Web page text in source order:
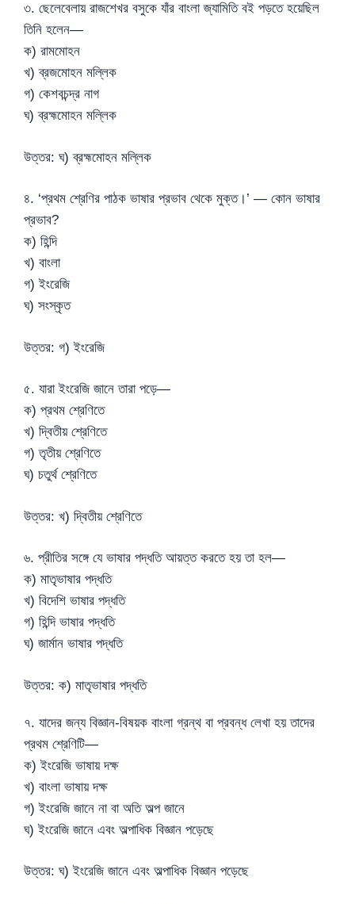
৩. ছেলেবেলায় রাজশেখর বসুকে যাঁর বাংলা জ্যামিতি বই পড়তে হয়েছিল
তিনি হলেন—
ক) রামমোহন
খ) ব্রজমোহন মল্লিক
গ) কেশবচন্দ্র নাগ
ঘ) ব্রহ্মমোহন মল্লিক
উত্তর: ঘ) ব্রহ্মমোহন মল্লিক
৪. ‘প্রথম শ্রেণির পাঠক ভাষার প্রভাব থেকে মুক্ত।’ — কোন ভাষার
প্রভাব?
ক) হিন্দি
খ) বাংলা
গ) ইংরেজি
ঘ) সংস্কৃত
উত্তর: গ) ইংরেজি
৫. যারা ইংরেজি জানে তারা পড়ে—
ক) প্রথম শ্রেণিতে
খ) দ্বিতীয় শ্রেণিতে
গ) তৃতীয় শ্রেণিতে
ঘ) চতুর্থ শ্রেণিতে
উত্তর: খ) দ্বিতীয় শ্রেণিতে
৬. প্রীতির সঙ্গে যে ভাষার পদ্ধতি আয়ত্ত করতে হয় তা হল—
ক) মাতৃভাষার পদ্ধতি
খ) বিদেশি ভাষার পদ্ধতি
গ) হিন্দি ভাষার পদ্ধতি
ঘ) জার্মান ভাষার পদ্ধতি
উত্তর: ক) মাতৃভাষার পদ্ধতি
৭. যাদের জন্য বিজ্ঞান-বিষয়ক বাংলা গ্রন্থ বা প্রবন্ধ লেখা হয় তাদের
প্রথম শ্রেণিটি—
ক) ইংরেজি ভাষায় দক্ষ
খ) বাংলা ভাষায় দক্ষ
গ) ইংরেজি জানে না বা অতি অল্প জানে
ঘ) ইংরেজি জানে এবং অল্পাধিক বিজ্ঞান পড়েছে
উত্তর: ঘ) ইংরেজি জানে এবং অল্পাধিক বিজ্ঞান পড়েছে